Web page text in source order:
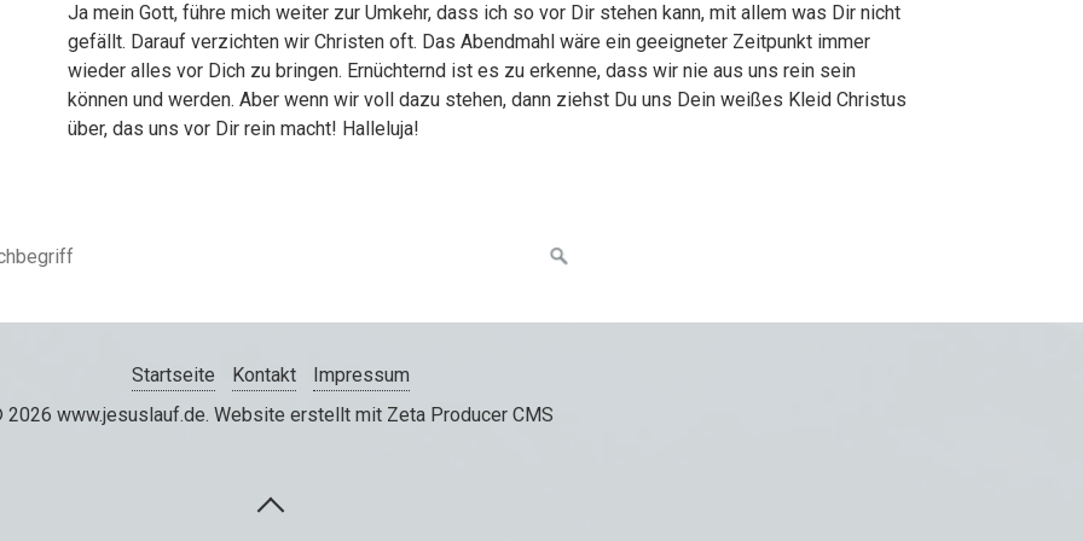
Ja mein Gott, führe mich weiter zur Umkehr, dass ich so vor Dir stehen kann, mit allem was Dir nicht
gefällt. Darauf verzichten wir Christen oft. Das Abendmahl wäre ein geeigneter Zeitpunkt immer
wieder alles vor Dich zu bringen. Ernüchternd ist es zu erkenne, dass wir nie aus uns rein sein
können und werden. Aber wenn wir voll dazu stehen, dann ziehst Du uns Dein weißes Kleid Christus
über, das uns vor Dir rein macht! Halleluja!
Startseite Kontakt
Impressum
2026 www.jesuslauf.de. Website erstellt mit Zeta Producer CMS